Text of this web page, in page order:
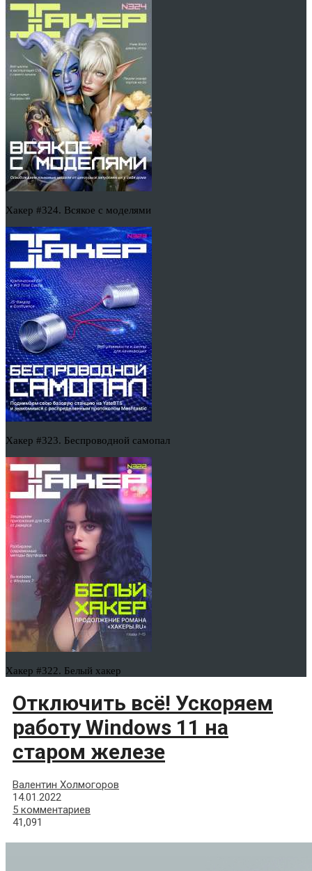
Хакер #324. Всякое с моделями
Хакер #323. Беспроводной самопал
Хакер #322. Белый хакер
Отключить всё! Ускоряем
работу Windows 11 на
старом железе
Валентин Холмогоров
14.01.2022
5 комментариев
41,091